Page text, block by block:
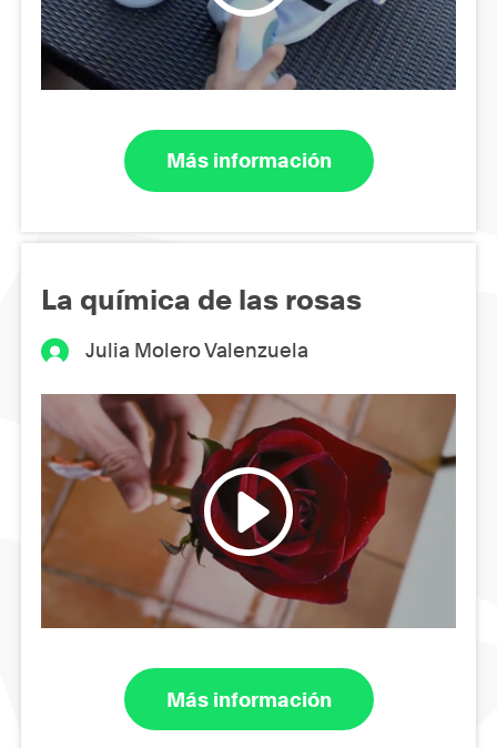
Más información
La química de las rosas
Julia Molero Valenzuela
Más información